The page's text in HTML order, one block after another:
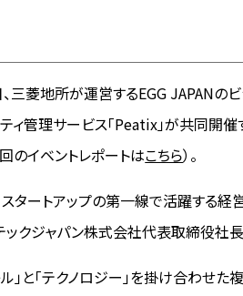
菱地所が運営するEGG JAPANのビ
ティ管理サービス「Peatix」が共同
のイベントレポートはこちら）。
スタートアップの第一線で活躍する
ックジャパン株式会社代表取締役社長
ル」と「テクノロジー」を掛け合わせ